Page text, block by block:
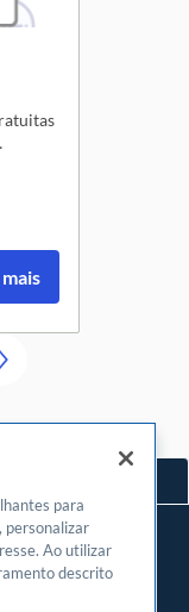
para
personalizar
Ao utilizar
descrito